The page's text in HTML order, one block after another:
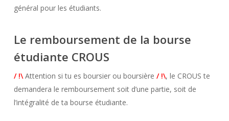
général pour les étudiants.
Le remboursement de la bourse
étudiante CROUS
/ !\Attention si tu es boursier ou boursière / !\, le CROUS te
demandera le remboursement soit d’une partie, soit de
l’intégralité de ta bourse étudiante.